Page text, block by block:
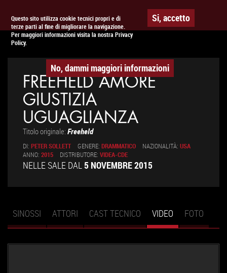
Questo sito utilizza cookie tecnici propri e di
terze parti al fine di migliorare la navigazione.
Per maggiori informazioni visita la nostra Privacy
Policy.
Si, accetto
No, dammi maggiori informazioni
APPUNTAMENTO AL CINEMA
FREEHELD AMORE
GIUSTIZIA
UGUAGLIANZA
Titolo originale: Freeheld
DI: PETER SOLLETT GENERE: DRAMMATICO NAZIONALITÀ: USA
ANNO: 2015 DISTRIBUTORE: VIDEA-CDE
NELLE SALE DAL5 NOVEMBRE 2015
Schede primarie
SINOSSI ATTORI CAST TECNICO VIDEO (SCHEDA
ATTIVA)
FOTO